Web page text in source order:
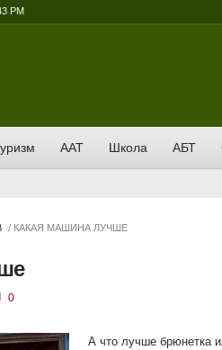
PM
ААТ Школа АБТ
/ КАКАЯ МАШИНА ЛУЧШЕ
0
А что лучше брюнетка